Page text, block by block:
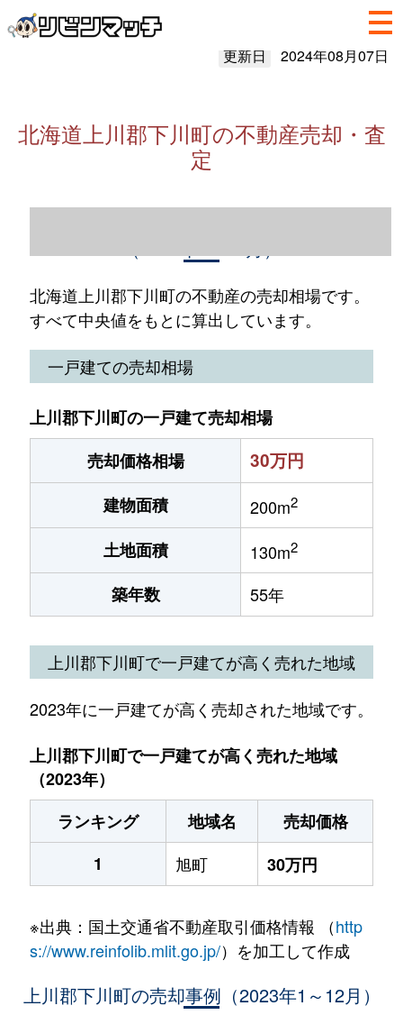
更新日 2024年08月07日
北海道上川郡下川町の不動産売却・査
定
北海道上川郡下川町の不動産の売却相場です。
すべて中央値をもとに算出しています。
一戸建ての売却相場
上川郡下川町の一戸建て売却相場
売却価格相場
30万円
建物面積 200m2
土地面積 130m2
築年数 55年
上川郡下川町で一戸建てが高く売れた地域
2023年に一戸建てが高く売却された地域です。
上川郡下川町で一戸建てが高く売れた地域
（2023年）
ランキング
地域名
売却価格
1
旭町 30万円
※出典：国土交通省不動産取引価格情報 （http
s://www.reinfolib.mlit.go.jp/）を加工して作成
上川郡下川町の売却事例（2023年1～12月）